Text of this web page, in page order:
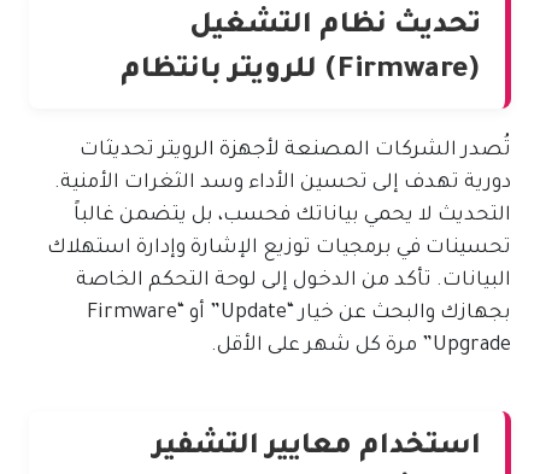
تحديث نظام التشغيل
(Firmware) للرويتر بانتظام
تُصدر الشركات المصنعة لأجهزة الرويتر تحديثات
دورية تهدف إلى تحسين الأداء وسد الثغرات الأمنية.
التحديث لا يحمي بياناتك فحسب، بل يتضمن غالباً
تحسينات في برمجيات توزيع الإشارة وإدارة استهلاك
البيانات. تأكد من الدخول إلى لوحة التحكم الخاصة
بجهازك والبحث عن خيار “Update” أو “Firmware
Upgrade” مرة كل شهر على الأقل.
استخدام معايير التشفير